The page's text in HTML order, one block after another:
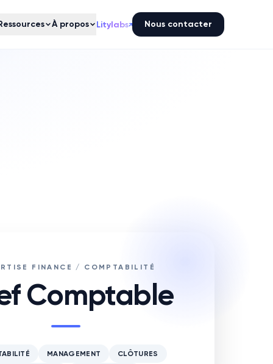
À propos Litylabs↗ Nous contacter
FINANCE / COMPTABILITÉ
Comptable
MANAGEMENT CLÔTURES